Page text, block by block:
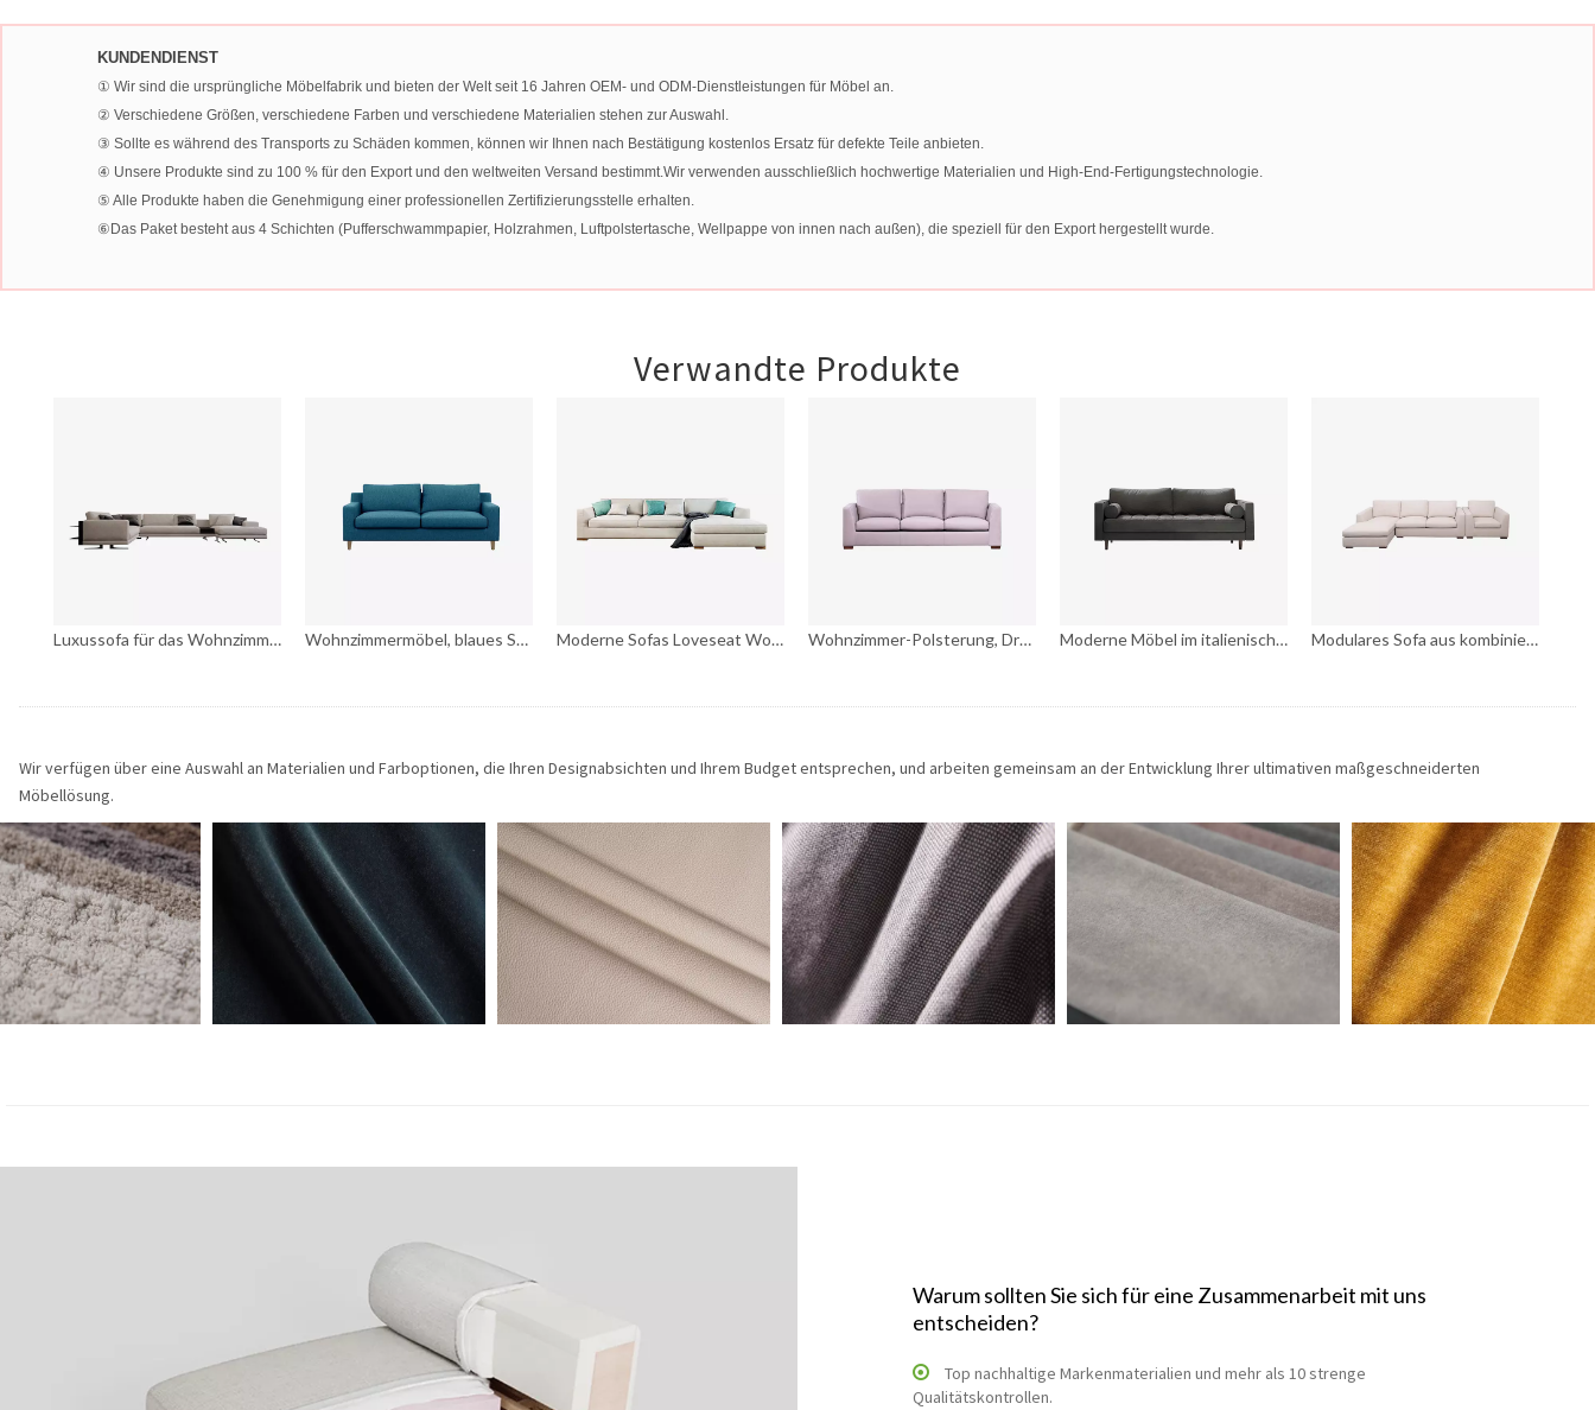
KUNDENDIENST
① Wir sind die ursprüngliche Möbelfabrik und bieten der Welt seit 16 Jahren OEM- und ODM-Dienstleistungen für Möbel an.
② Verschiedene Größen, verschiedene Farben und verschiedene Materialien stehen zur Auswahl.
③ Sollte es während des Transports zu Schäden kommen, können wir Ihnen nach Bestätigung kostenlos Ersatz für defekte Teile anbieten.
④ Unsere Produkte sind zu 100 % für den Export und den weltweiten Versand bestimmt.Wir verwenden ausschließlich hochwertige Materialien und High-End-Fertigungstechnologie.
⑤ Alle Produkte haben die Genehmigung einer professionellen Zertifizierungsstelle erhalten.
⑥Das Paket besteht aus 4 Schichten (Pufferschwammpapier, Holzrahmen, Luftpolstertasche, Wellpappe von innen nach außen), die speziell für den Export hergestellt wurde.
Verwandte Produkte
Luxussofa für das Wohnzimmer, Sofagarnitur aus Stoff mit Ecktisch Wohnzimmermöbel, blaues Stoffsofa, Sessel, Holzbeine, Sofa Moderne Sofas Loveseat Wohnzimmer-Sofa-Set aus Stoff Wohnzimmer-Polsterung, Dreisitzer-Sesselsofa Moderne Möbel im italienischen Stil, modernes Stoffsofa, 3-Sitzer Modulares Sofa aus kombiniertem Stoff für das Wohnzimmer
Wir verfügen über eine Auswahl an Materialien und Farboptionen, die Ihren Designabsichten und Ihrem Budget entsprechen, und arbeiten gemeinsam an der Entwicklung Ihrer ultimativen maßgeschneiderten
Möbellösung.
Warum sollten Sie sich für eine Zusammenarbeit mit uns
entscheiden?
Top nachhaltige Markenmaterialien und mehr als 10 strenge
Qualitätskontrollen.